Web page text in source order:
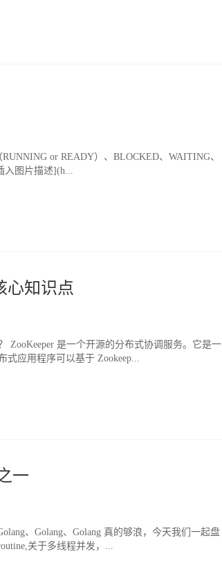
or READY）、BLOCKED、WAITING、
入图片描述](h...
心知识点
ZooKeeper 是一个开源的分布式协调服务。它是一
式应用程序可以基于 Zookeep...
一
、Golang、Golang 真的够浪，今天我们一起盘
关于多线程并发，...